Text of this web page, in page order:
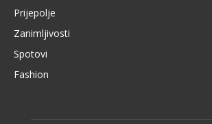
Prijepolje
Zanimljivosti
Spotovi
Fashion